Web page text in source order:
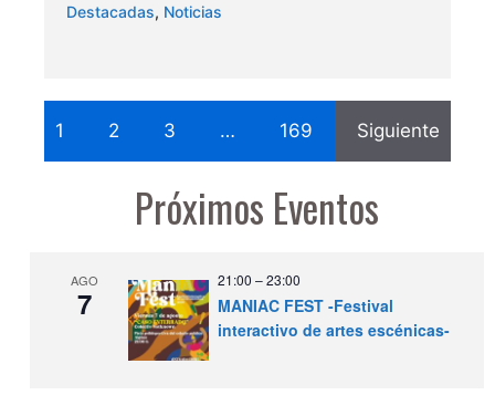
Destacadas, Noticias
1 2 3 … 169 Siguiente
Próximos Eventos
AGO
7
21:00 –23:00
MANIAC FEST -Festival
interactivo de artes escénicas-